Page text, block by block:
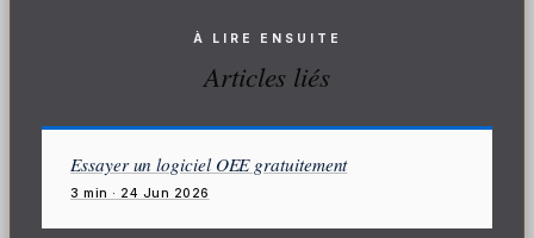
À LIRE ENSUITE
Articles liés
Essayer un logiciel OEE gratuitement
3 min · 24 Jun 2026